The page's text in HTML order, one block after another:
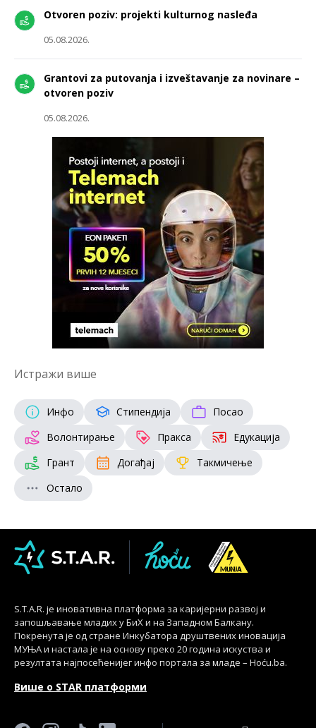
Otvoren poziv: projekti kulturnog nasleđa
05.08.2026.
Grantovi za putovanja i izveštavanje za novinare –
otvoren poziv
05.08.2026.
Истражи више
Инфо Стипендија
Посао
Волонтирање
Пракса
Едукација
Грант
Догађај
Такмичење
Остало
S.T.A.R. је иновативна платформа за каријерни развој и
запошљавање младих у БиХ и на Западном Балкану.
Покренута је од стране Инкубатора друштвених иновација
МУЊА и настала је на основу преко 20 година искуства и
резултата најпосећенијег инфо портала за младе – Hoću.ba.
Више о STAR платформи